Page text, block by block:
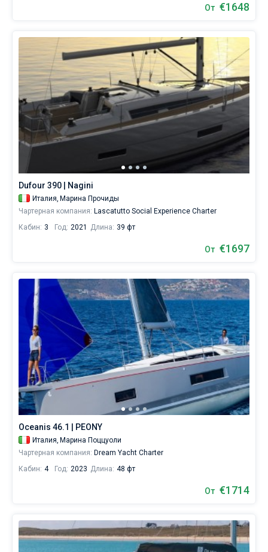
От €1648
Dufour 390 | Nagini
Италия, Марина Прочиды
Чартерная компания: Lascatutto Social Experience Charter
Кабин: 3 Год: 2021 Длина: 39 фт
От €1697
Oceanis 46.1 | PEONY
Италия, Марина Поццуоли
Чартерная компания: Dream Yacht Charter
Кабин: 4 Год: 2023 Длина: 48 фт
От €1714